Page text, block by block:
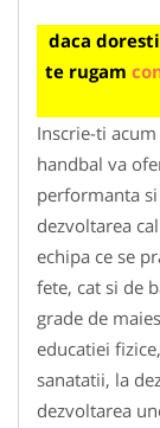
daca
te rugam
Inscrie-ti
handbal va
performanta
dezvoltarea
echipa ce se
fete, cat si de
grade de
educatiei
sanatatii, la
dezvoltarea